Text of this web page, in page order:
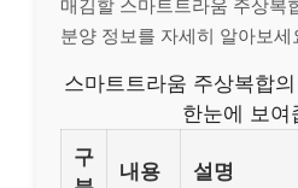
매김할 스마트트라움 주상복
분양 정보를 자세히 알아보세
스마트트라움 주상복합
한눈에 보여
구
내용 설명